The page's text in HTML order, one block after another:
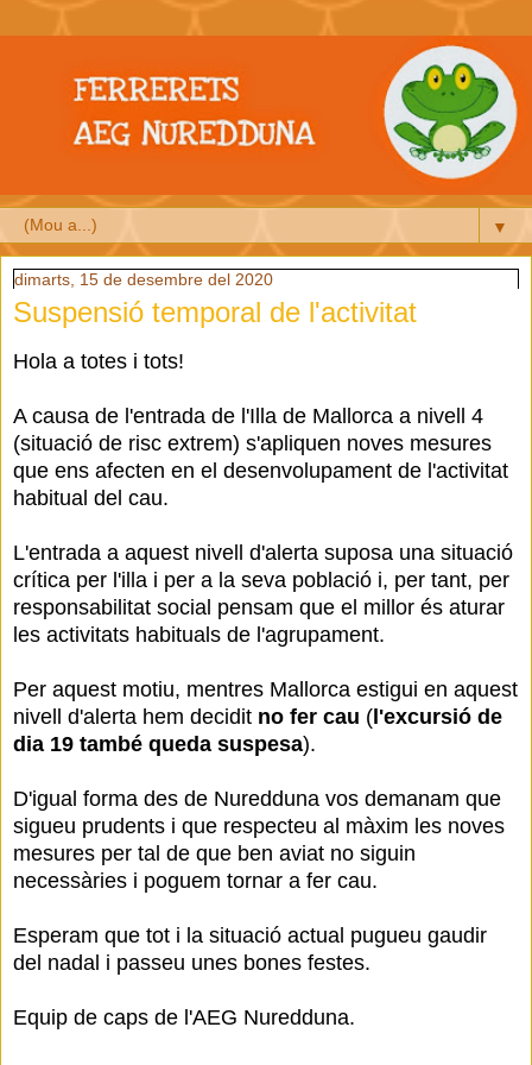
▼
dimarts, 15 de desembre del 2020
Suspensió temporal de l'activitat
Hola a totes i tots!
A causa de l'entrada de l'Illa de Mallorca a nivell 4
(situació de risc extrem) s'apliquen noves mesures
que ens afecten en el desenvolupament de l'activitat
habitual del cau.
L'entrada a aquest nivell d'alerta suposa una situació
crítica per l'illa i per a la seva població i, per tant, per
responsabilitat social pensam que el millor és aturar
les activitats habituals de l'agrupament.
Per aquest motiu, mentres Mallorca estigui en aquest
nivell d'alerta hem decidit no fer cau ( l'excursió de
dia 19 també queda suspesa).
D'igual forma des de Nuredduna vos demanam que
sigueu prudents i que respecteu al màxim les noves
mesures per tal de que ben aviat no siguin
necessàries i poguem tornar a fer cau.
Esperam que tot i la situació actual pugueu gaudir
del nadal i passeu unes bones festes.
Equip de caps de l'AEG Nuredduna.